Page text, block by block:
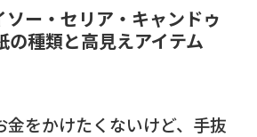
ソー・セリア・キャンドゥ
の種類と高見えアイテム
金をかけたくないけど、手抜